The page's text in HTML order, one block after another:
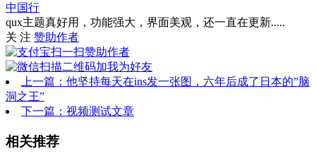
中国行
qux主题真好用，功能强大，界面美观，还一直在更新.....
关 注 赞助作者
上一篇：他坚持每天在ins发一张图，六年后成了日本的”脑
洞之王”
下一篇：视频测试文章
相关推荐